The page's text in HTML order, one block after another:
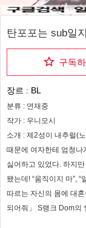
탄포포는 sub일
구독
장르 : BL
분류 : 연재중
작가 : 우니모시
소개 : 제2성이 내추럴(
때문에 여자한테 엄청나
싫어하고 있었다. 하지
됐는데! “움직이지 마”,
따르는 자신의 몸에 대
되어줘」 S랭크 Dom의